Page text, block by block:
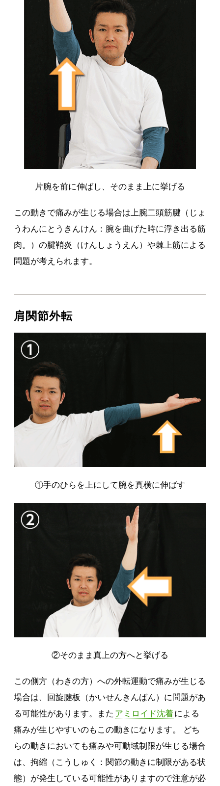
片腕を前に伸ばし、そのまま上に挙げる
この動きで痛みが生じる場合は上腕二頭筋腱（じょ
うわんにとうきんけん：腕を曲げた時に浮き出る筋
肉。）の腱鞘炎（けんしょうえん）や棘上筋による
問題が考えられます。
肩関節外転
①手のひらを上にして腕を真横に伸ばす
②そのまま真上の方へと挙げる
この側方（わきの方）への外転運動で痛みが生じる
場合は、回旋腱板（かいせんきんばん）に問題があ
る可能性があります。また アミロイド沈着による
痛みが生じやすいのもこの動きになります。 どち
らの動きにおいても痛みや可動域制限が生じる場合
は、拘縮（こうしゅく：関節の動きに制限がある状
態）が発生している可能性がありますので注意が必